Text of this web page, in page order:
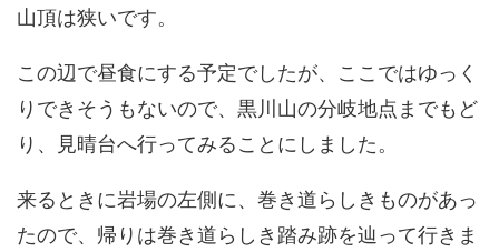
山頂は狭いです。
この辺で昼食にする予定でしたが、ここではゆっく
りできそうもないので、黒川山の分岐地点までもど
り、見晴台へ行ってみることにしました。
来るときに岩場の左側に、巻き道らしきものがあっ
たので、帰りは巻き道らしき踏み跡を辿って行きま